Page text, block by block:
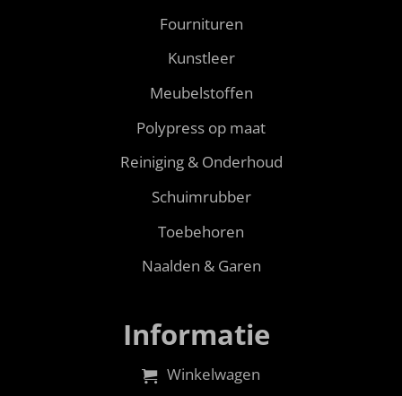
Fournituren
Kunstleer
Meubelstoffen
Polypress op maat
Reiniging & Onderhoud
Schuimrubber
Toebehoren
Naalden & Garen
Informatie
Winkelwagen